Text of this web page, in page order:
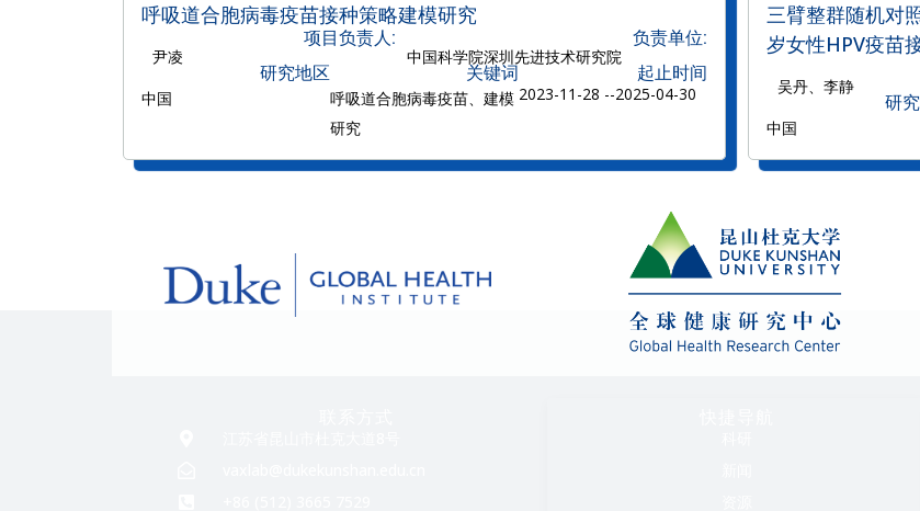
呼吸道合胞病毒疫苗接种策略建模研究
项目负责人:
尹凌
负责单位:
中国科学院深圳先进技术研究院
研究地区
中国
关键词
呼吸道合胞病毒疫苗、建模
研究
起止时间
2023-11-28 --2025-04-30
三臂整群随机对
岁女性HPV疫苗
吴丹、李静
研
中国